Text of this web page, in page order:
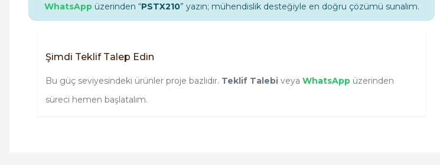
WhatsApp üzerinden “PSTX210” yazın; mühendislik desteğiyle en doğru çözümü sunalım.
Şimdi Teklif Talep Edin
Bu güç seviyesindeki ürünler proje bazlıdır. Teklif Talebiveya WhatsApp üzerinden
süreci hemen başlatalım.